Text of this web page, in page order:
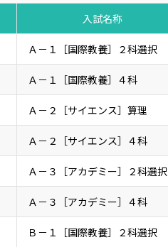
入試名称
Ａ－１［国際教養］２科選択
Ａ－１［国際教養］４科
Ａ－２［サイエンス］算理
Ａ－２［サイエンス］４科
Ａ－３［アカデミー］２科選択
Ａ－３［アカデミー］４科
Ｂ－１［国際教養］２科選択